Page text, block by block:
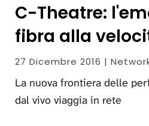
C-Theatre:
fibra alla
27 Dicembre 2016 |
La nuova frontiera delle
dal vivo viaggia in rete